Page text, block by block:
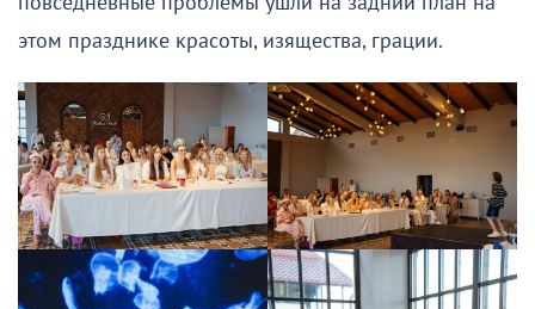
этом празднике красоты, изящества, грации.